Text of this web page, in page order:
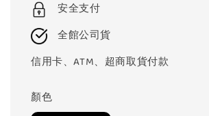
安全支付
全館公司貨
信用卡、ATM、超商取貨付款
顏色